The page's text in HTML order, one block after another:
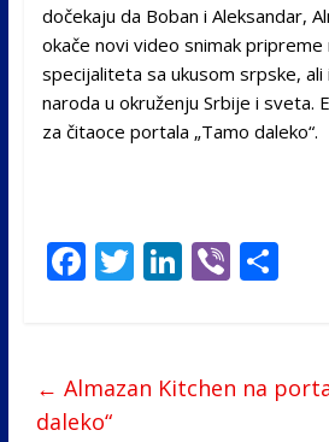
dočekaju da Boban i Aleksandar,
okače novi video snimak pripreme
specijaliteta sa ukusom srpske, ali
naroda u okruženju Srbije i sveta.
za čitaoce portala „Tamo daleko“.
F
ac
b
o
T
w
er
Li
n
e
dI
Vi
b
S
e
← Almazan Kitchen na
daleko“